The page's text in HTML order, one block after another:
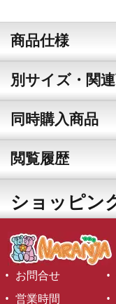
商品仕様
別サイズ・関
同時購入商品
閲覧履歴
ショッピン
お問合せ
営業時間